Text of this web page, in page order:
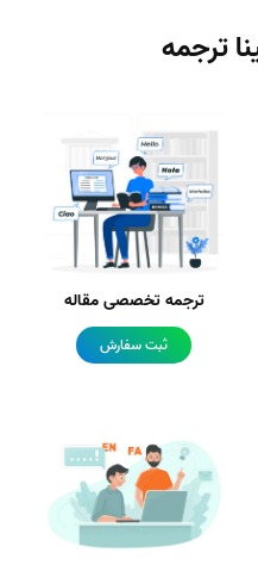
ترجمه
ترجمه تخصصی مقاله
ثبت سفارش